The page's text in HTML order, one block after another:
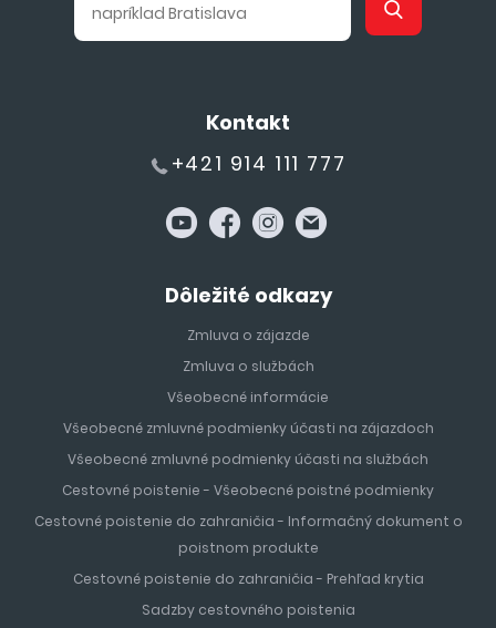
Kontakt
+421 914 111 777
Dôležité odkazy
Zmluva o zájazde
Zmluva o službách
Všeobecné informácie
Všeobecné zmluvné podmienky účasti na zájazdoch
Všeobecné zmluvné podmienky účasti na službách
Cestovné poistenie - Všeobecné poistné podmienky
Cestovné poistenie do zahraničia - Informačný dokument o
poistnom produkte
Cestovné poistenie do zahraničia - Prehľad krytia
Sadzby cestovného poistenia